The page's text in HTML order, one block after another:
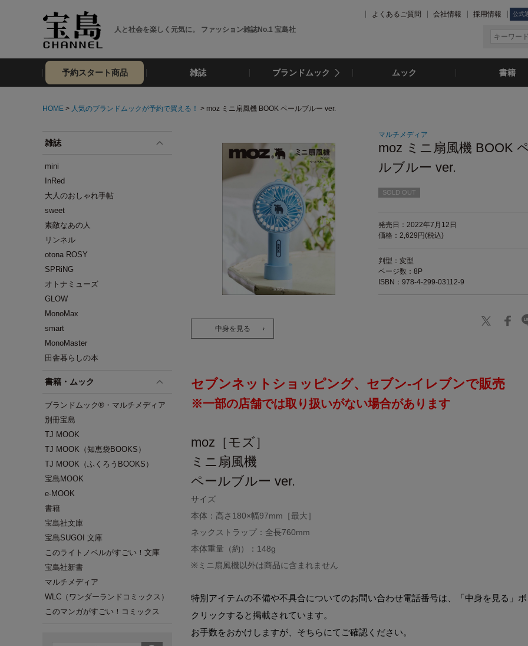
人と社会を楽しく元気に。 ファッション雑誌No.1 宝島社
よくあるご質問 会社情報 採用情報 公式
予約スタート商品 雑誌 ブランドムック ムック 書籍
HOME > 人気のブランドムックが予約で買える！ > moz ミニ扇風機 BOOK ペールブルー ver.
雑誌
mini
InRed
大人のおしゃれ手帖
sweet
素敵なあの人
リンネル
otona ROSY
SPRiNG
オトナミューズ
GLOW
MonoMax
smart
MonoMaster
田舎暮らしの本
書籍・ムック
ブランドムック®・マルチメディア
別冊宝島
TJ MOOK
TJ MOOK（知恵袋BOOKS）
TJ MOOK（ふくろうBOOKS）
宝島MOOK
e-MOOK
書籍
宝島社文庫
宝島SUGOI 文庫
このライトノベルがすごい！文庫
宝島社新書
マルチメディア
WLC（ワンダーランドコミックス）
このマンガがすごい！コミックス
中身を見る
マルチメディア
moz ミニ扇風機 BOOK
ルブルー ver.
SOLD OUT
発売日：2022年7月12日
価格：2,629円(税込)
判型：変型
ページ数：8P
ISBN：978-4-299-03112-9
セブンネットショッピング、セブン‐イレブンで販売
※一部の店舗では取り扱いがない場合があります
moz［モズ］
ミニ扇風機
ペールブルー ver.
サイズ
本体：高さ180×幅97mm［最大］
ネックストラップ：全長760mm
本体重量（約）：148g
※ミニ扇風機以外は商品に含まれません
特別アイテムの不備や不具合についてのお問い合わせ電話番号は、「中身を見る」
クリックすると掲載されています。
お手数をおかけしますが、そちらにてご確認ください。